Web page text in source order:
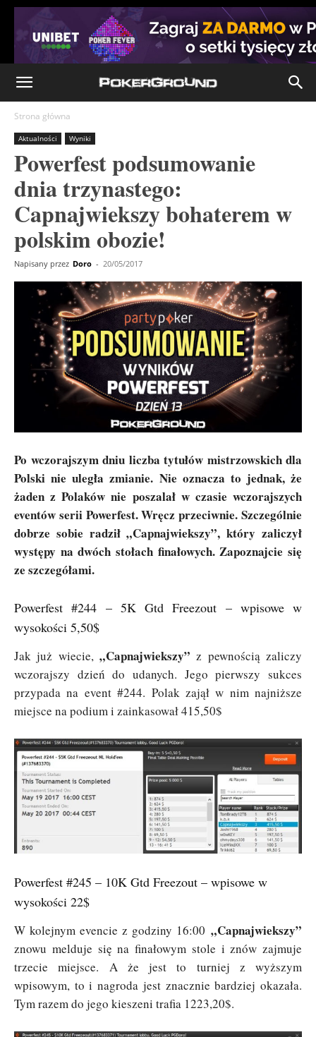
Strona główna
Aktualności Wyniki
Powerfest podsumowanie
dnia trzynastego:
Capnajwiekszy bohaterem w
polskim obozie!
Napisany przez Doro - 20/05/2017
Po wczorajszym dniu liczba tytułów mistrzowskich dla
Polski nie uległa zmianie. Nie oznacza to jednak, że
żaden z Polaków nie poszalał w czasie wczorajszych
eventów serii Powerfest. Wręcz przeciwnie. Szczególnie
dobrze sobie radził „Capnajwiekszy”, który zaliczył
występy na dwóch stołach finałowych. Zapoznajcie się
ze szczegółami.
Powerfest #244 – 5K Gtd Freezout – wpisowe w
wysokości 5,50$
Jak już wiecie, „Capnajwiekszy” z pewnością zaliczy
wczorajszy dzień do udanych. Jego pierwszy sukces
przypada na event #244. Polak zajął w nim najniższe
miejsce na podium i zainkasował 415,50$
Powerfest #245 – 10K Gtd Freezout – wpisowe w
wysokości 22$
W kolejnym evencie z godziny 16:00 „Capnajwiekszy”
znowu melduje się na finałowym stole i znów zajmuje
trzecie miejsce. A że jest to turniej z wyższym
wpisowym, to i nagroda jest znacznie bardziej okazała.
Tym razem do jego kieszeni trafia 1223,20$.